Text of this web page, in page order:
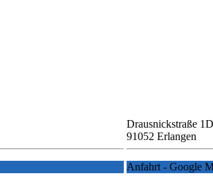
Drausnickstraße 1D
91052 Erlangen
Anfahrt - Google